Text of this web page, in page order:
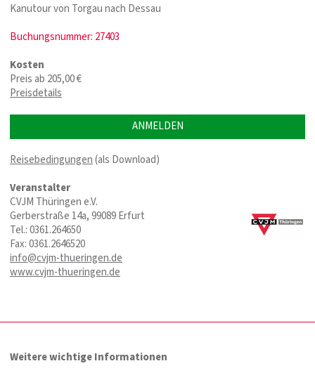
Kanutour von Torgau nach Dessau
Buchungsnummer: 27403
Kosten
Preis ab 205,00 €
Preisdetails
ANMELDEN
Reisebedingungen(als Download)
Veranstalter
CVJM Thüringen e.V.
Gerberstraße 14a, 99089 Erfurt
Tel.: 0361.264650
Fax: 0361.2646520
info@cvjm-thueringen.de
www.cvjm-thueringen.de
Weitere wichtige Informationen